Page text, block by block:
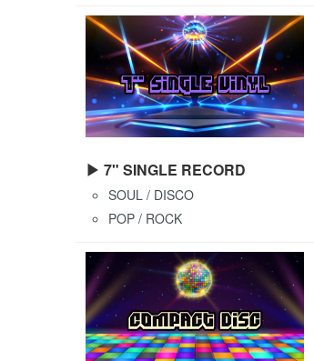
▶ 7" SINGLE RECORD
SOUL / DISCO
POP / ROCK